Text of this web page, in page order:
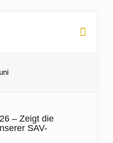
– Zeigt die
SAV-